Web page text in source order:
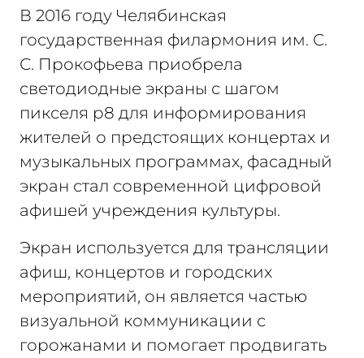
В 2016 году Челябинская
государственная филармония им. С.
С. Прокофьева приобрела
светодиодные экраны с шагом
пикселя p8 для информирования
жителей о предстоящих концертах и
музыкальных программах, фасадный
экран стал современной цифровой
афишей учреждения культуры.
Экран используется для трансляции
афиш, концертов и городских
мероприятий, он является частью
визуальной коммуникации с
горожанами и помогает продвигать